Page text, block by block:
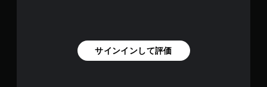
サインインして評価